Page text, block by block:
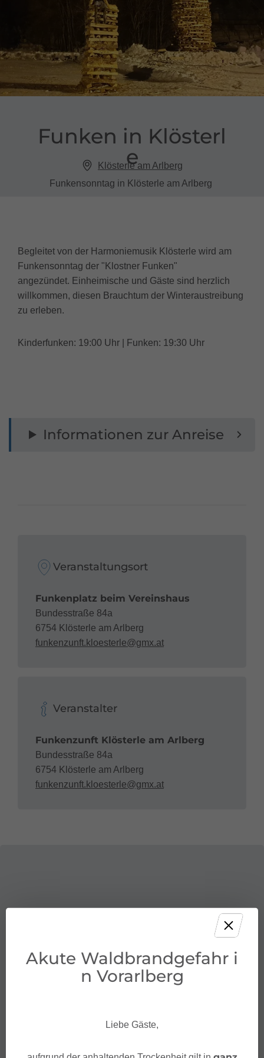
Funken in Klösterl
e
Klösterle am Arlberg
Funkensonntag in Klösterle am Arlberg
Begleitet von der Harmoniemusik Klösterle wird am
Funkensonntag der "Klostner Funken"
angezündet. Einheimische und Gäste sind herzlich
willkommen, diesen Brauchtum der Winteraustreibung
zu erleben.
Kinderfunken: 19:00 Uhr | Funken: 19:30 Uhr
Informationen zur Anreise
Veranstaltungsort
Funkenplatz beim Vereinshaus
Bundesstraße 84a
6754 Klösterle am Arlberg
funkenzunft.kloesterle@gmx.at
Veranstalter
Funkenzunft Klösterle am Arlberg
Bundesstraße 84a
6754 Klösterle am Arlberg
funkenzunft.kloesterle@gmx.at
Akute Waldbrandgefahr i
n Vorarlberg
Liebe Gäste,